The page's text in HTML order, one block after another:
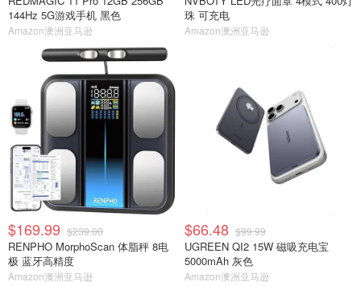
144Hz 5G游戏手机 黑色
Amazon澳洲亚马逊
珠 可充电
Amazon澳洲亚马逊
$169.99 $239.00
RENPHO MorphoScan 体脂秤 8电
极 蓝牙高精度
Amazon澳洲亚马逊
$66.48 $99.99
UGREEN QI2 15W 磁吸充电宝
5000mAh 灰色
Amazon澳洲亚马逊